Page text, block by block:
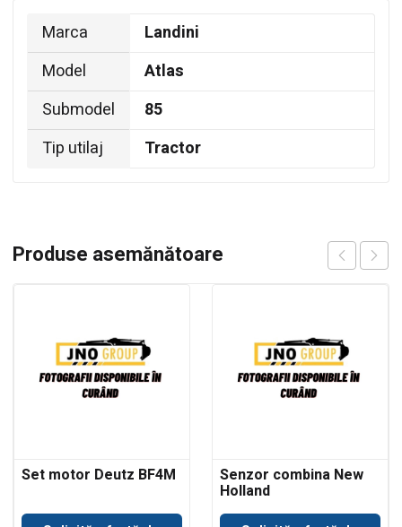
Marca
Landini
Model
Atlas
Submodel
85
Tip utilaj
Tractor
Produse asemănătoare
Set motor Deutz BF4M Senzor combina New
Holland